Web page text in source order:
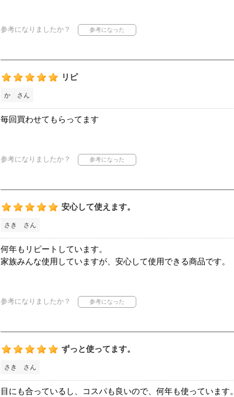
参考になりましたか？
リピ
か さん
毎回買わせてもらってます
参考になりましたか？
安心して使えます。
さき さん
何年もリピートしています。
家族みんな使用していますが、安心して使用できる商品です。
参考になりましたか？
ずっと使ってます。
さき さん
目にも合っているし、コスパも良いので、何年も使っています。